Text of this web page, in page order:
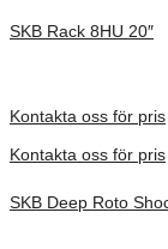
SKB Rack 8HU 20″
Kontakta oss för pris
Kontakta oss för pris
SKB Deep Roto